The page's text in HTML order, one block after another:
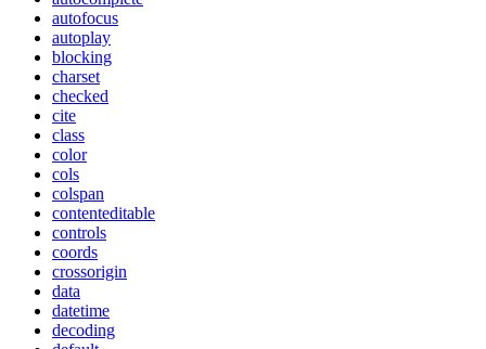
autofocus
autoplay
blocking
charset
checked
cite
class
color
cols
colspan
contenteditable
controls
coords
crossorigin
data
datetime
decoding